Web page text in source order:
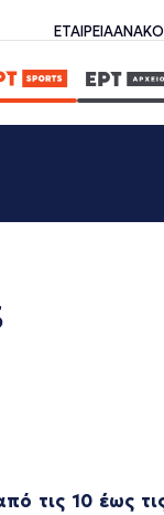
ΕΤΑΙΡΕΙΑ
τις 10 έως